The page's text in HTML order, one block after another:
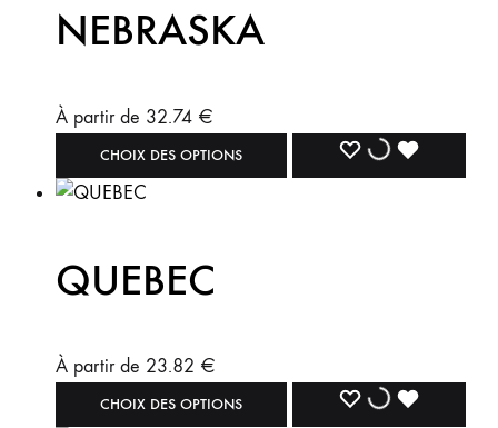
NEBRASKA
À partir de 32.74 €
CHOIX DES OPTIONS
QUEBEC
À partir de 23.82 €
CHOIX DES OPTIONS